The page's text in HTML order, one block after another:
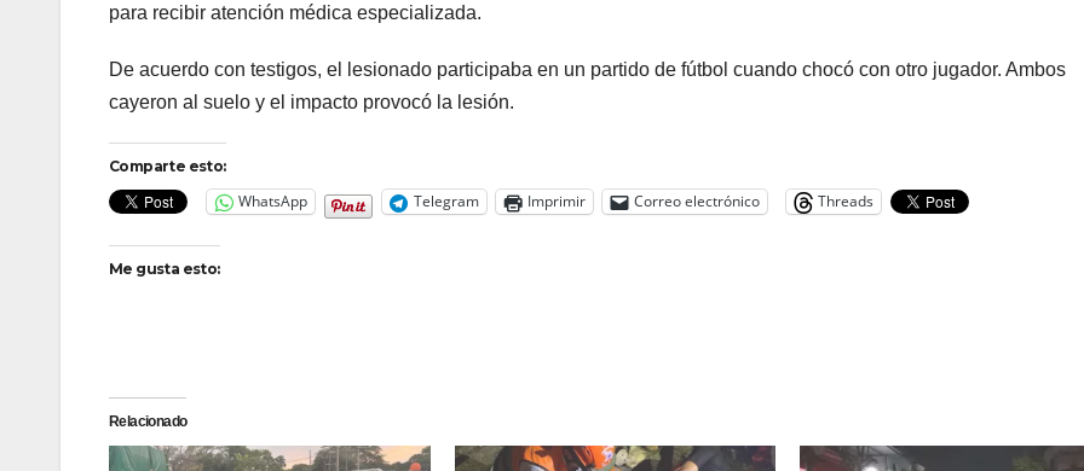
para recibir atención médica especializada.
De acuerdo con testigos, el lesionado participaba en un partido de fútbol cuando chocó con otro jugador. Ambos
cayeron al suelo y el impacto provocó la lesión.
Comparte esto:
WhatsApp Telegram Imprimir Correo electrónico Threads
Me gusta esto:
Relacionado